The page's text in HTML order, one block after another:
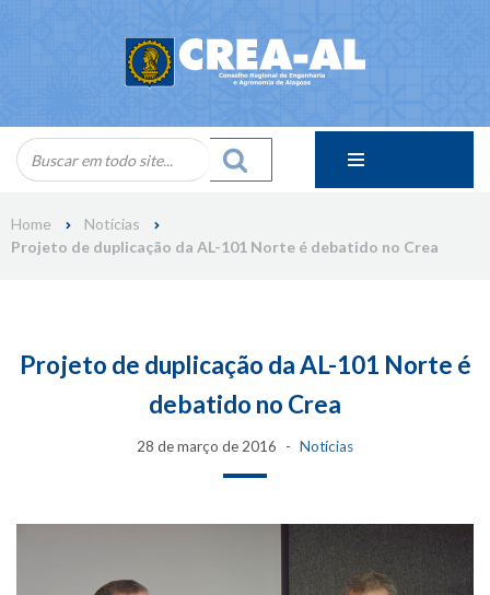
Home
Notícias
Projeto de duplicação da AL-101 Norte é debatido no Crea
Projeto de duplicação da AL-101 Norte é
debatido no Crea
28 de março de 2016 Notícias